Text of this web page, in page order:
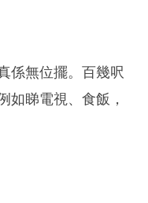
係無位擺。百幾呎
如睇電視、食飯，